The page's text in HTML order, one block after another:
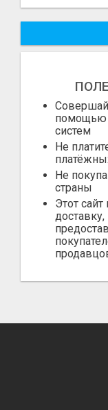
помощью
систем
Не
Не
страны
Этот
доставку,